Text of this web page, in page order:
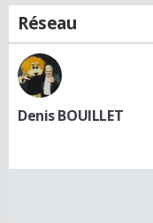
Réseau
Denis BOUILLET